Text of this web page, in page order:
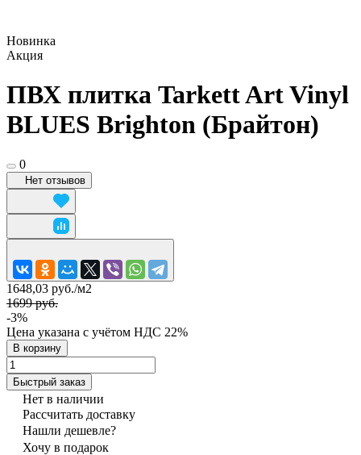
Новинка
Акция
ПВХ плитка Tarkett Art Vinyl
BLUES Brighton (Брайтон)
0
Нет отзывов
1648,03 руб./м2
1699 руб.
-3%
Цена указана с учётом НДС 22%
В корзину
Быстрый заказ
Нет в наличии
Рассчитать доставку
Нашли дешевле?
Хочу в подарок